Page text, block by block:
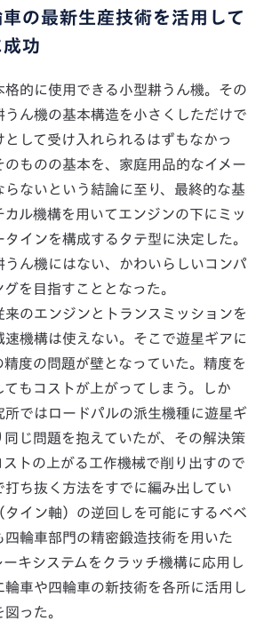
の最新生産技術を活用して
功
的に使用できる小型耕うん機。その
うん機の基本構造を小さくしただけで
として受け入れられるはずもなかっ
のものの基本を、家庭用品的なイメー
らないという結論に至り、最終的な基
カル機構を用いてエンジンの下にミッ
インを構成するタテ型に決定した。
うん機にはない、かわいらしいコンパ
を目指すこととなった。
のエンジンとトランスミッションを
速機構は使えない。そこで遊星ギアに
度の問題が壁となっていた。精度を
てもコストが上がってしまう。しか
所ではロードパルの派生機種に遊星ギ
同じ問題を抱えていたが、その解決策
ストの上がる工作機械で削り出すので
打ち抜く方法をすでに編み出してい
タイン軸）の逆回しを可能にするベベ
四輪車部門の精密鍛造技術を用いた
ーキシステムをクラッチ機構に応用し
輪車や四輪車の新技術を各所に活用し
った。